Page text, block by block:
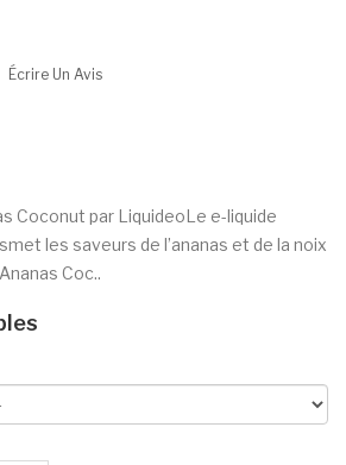
Écrire Un Avis
Coconut par LiquideoLe e-liquide
les saveurs de l’ananas et de la noix
Coc..